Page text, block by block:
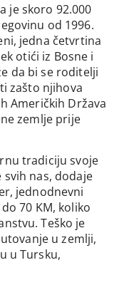
je skoro 92.000
od 1996.
jedna četvrtina
otići iz Bosne i
da bi se roditelji
zašto njihova
Američkih Država
zemlje prije
tradiciju svoje
nas, dodaje
jednodnevni
70 KM, koliko
Teško je
u zemlji,
u Tursku,